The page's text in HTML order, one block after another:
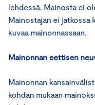
lehdessä. Mainosta ei
Mainostajan ei jatkossa
kuvaa mainonnassaan.
Mainonnan eettisen
Mainonnan
kohdan mukaan